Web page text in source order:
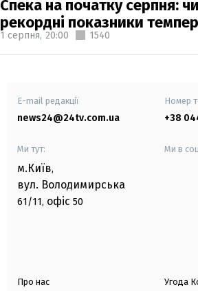
Спека на початку серпня:
рекордні показники
1 серпня, 20:00 1540
E-mail редакції
news24@24tv.com.ua
Номер
+38
Ми тут:
м.Київ,
вул. Володимирська
61/11, офіс 50
Ми в
Про нас Угода